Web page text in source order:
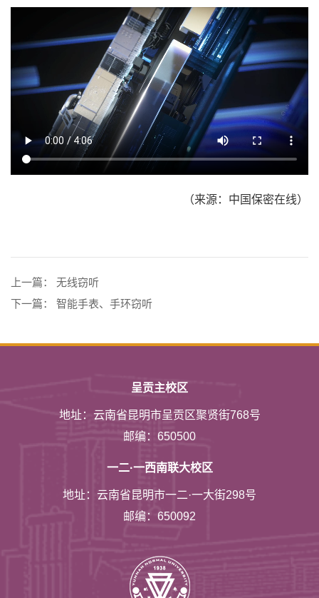
（来源：中国保密在线）
上一篇： 无线窃听
下一篇： 智能手表、手环窃听
呈贡主校区
地址：云南省昆明市呈贡区聚贤街768号
邮编：650500
一二·一西南联大校区
地址：云南省昆明市一二·一大街298号
邮编：650092